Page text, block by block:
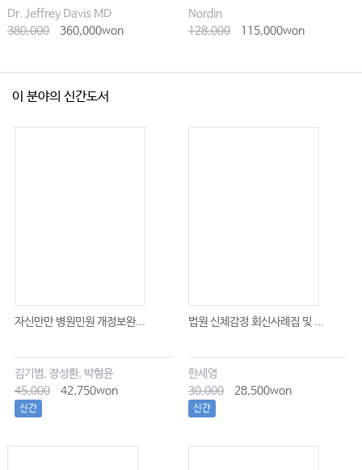
Dr. Jeffrey Davis MD
380,000
360,000won
Nordin
128,000
115,000won
이 분야의 신간도서
자신만만 병원민원 개정보완...
김기범, 장성환, 박형윤
45,000
42,750won
신간
법원 신체감정 회신사례집 및 ...
한세영
30,000
28,500won
신간